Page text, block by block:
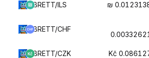
BRETT/ILS ₪
BRETT/CHF
BRETT/CZK Kč